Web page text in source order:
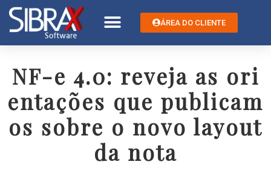
ÁREA DO CLIENTE
NF-e 4.0: reveja as ori
entações que publicam
os sobre o novo layout
da nota